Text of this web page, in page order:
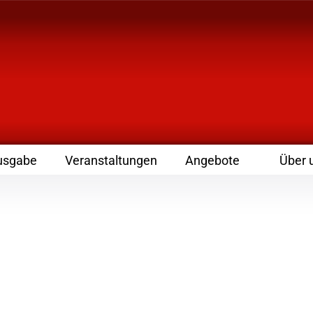
Zeitschrift für Leute
Veranstaltungen Angebote Über